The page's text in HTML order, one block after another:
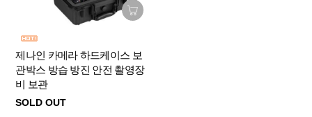
제나인 카메라 하드케이스 보
관박스 방습 방진 안전 촬영장
비 보관
SOLD OUT